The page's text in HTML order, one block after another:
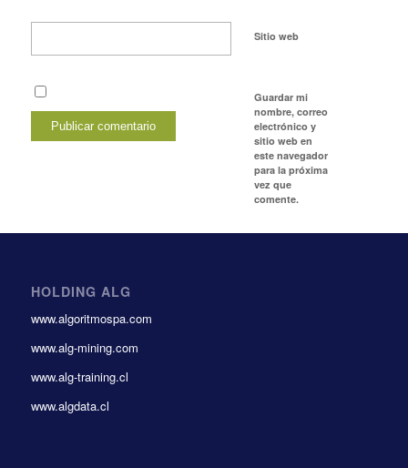
Sitio web
Guardar mi
nombre, correo
electrónico y
sitio web en
este navegador
para la próxima
vez que
comente.
HOLDING ALG
www.algoritmospa.com
www.alg-mining.com
www.alg-training.cl
www.algdata.cl